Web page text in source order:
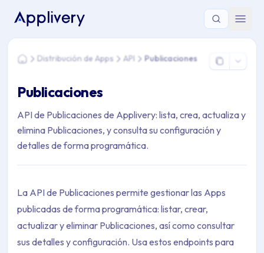
Estás aquí: Home > Distribución de Apps > API >
HomeDistribución de Apps API Publicaciones
Publicaciones
API de Publicaciones de Applivery: lista, crea, actualiza y
elimina Publicaciones, y consulta su configuración y
detalles de forma programática.
La API de Publicaciones permite gestionar las Apps
publicadas de forma programática: listar, crear,
actualizar y eliminar Publicaciones, así como consultar
sus detalles y configuración. Usa estos endpoints para